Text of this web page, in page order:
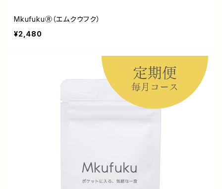
MkufukuⓇ（エムクウフク）
¥2,480